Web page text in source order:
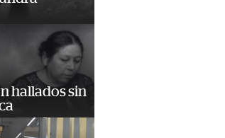
hallados sin